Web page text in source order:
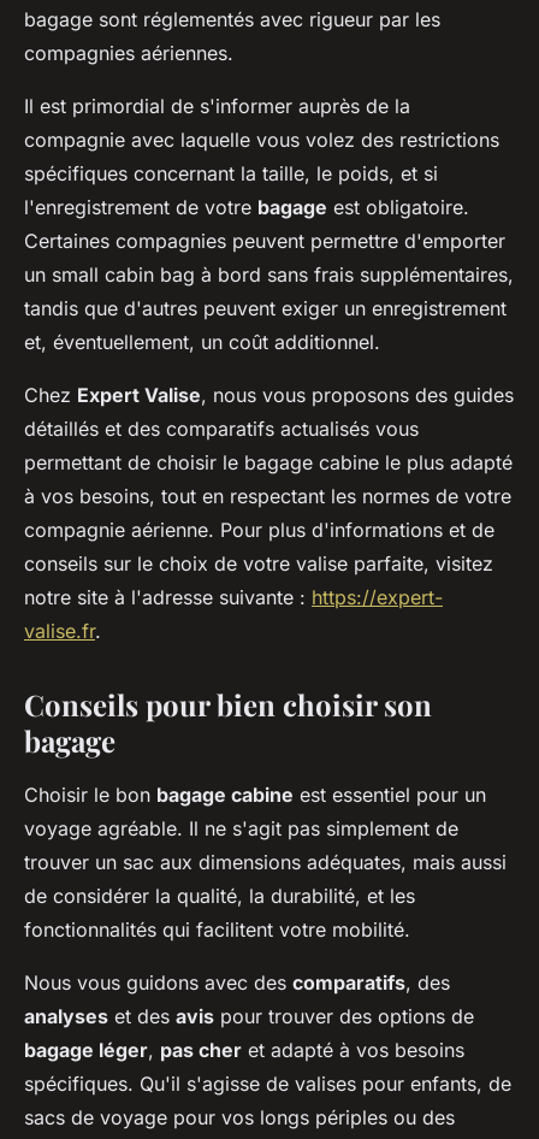
bagage sont réglementés avec rigueur par les
compagnies aériennes.
Il est primordial de s'informer auprès de la
compagnie avec laquelle vous volez des restrictions
spécifiques concernant la taille, le poids, et si
l'enregistrement de votre bagage est obligatoire.
Certaines compagnies peuvent permettre d'emporter
un small cabin bag à bord sans frais supplémentaires,
tandis que d'autres peuvent exiger un enregistrement
et, éventuellement, un coût additionnel.
Chez Expert Valise, nous vous proposons des guides
détaillés et des comparatifs actualisés vous
permettant de choisir le bagage cabine le plus adapté
à vos besoins, tout en respectant les normes de votre
compagnie aérienne. Pour plus d'informations et de
conseils sur le choix de votre valise parfaite, visitez
notre site à l'adresse suivante : https://expert-
valise.fr.
Conseils pour bien choisir son
bagage
Choisir le bon bagage cabine est essentiel pour un
voyage agréable. Il ne s'agit pas simplement de
trouver un sac aux dimensions adéquates, mais aussi
de considérer la qualité, la durabilité, et les
fonctionnalités qui facilitent votre mobilité.
Nous vous guidons avec des comparatifs, des
analyses et des avis pour trouver des options de
bagage léger, pas cher et adapté à vos besoins
spécifiques. Qu'il s'agisse de valises pour enfants, de
sacs de voyage pour vos longs périples ou des